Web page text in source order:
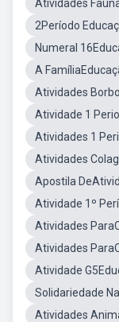
Atividades
2Período
Numeral
A
Atividades
Atividade 1
Atividades 1
Atividades
Apostila
Atividade 1º
Atividades
Atividades
Atividade
Solidariedade
Atividades